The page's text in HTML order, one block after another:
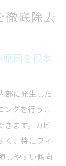
徹底除去
因を根本
部に発生した
ングを行うこ
きます。カビ
く、特にフィ
しやすい傾向